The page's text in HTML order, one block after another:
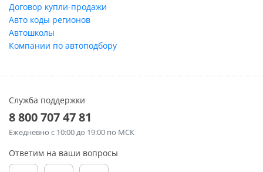
Договор купли-продажи
Авто коды регионов
Автошколы
Компании по автоподбору
Служба поддержки
8 800 707 47 81
Ежедневно с 10:00 до 19:00 по МСК
Ответим на ваши вопросы